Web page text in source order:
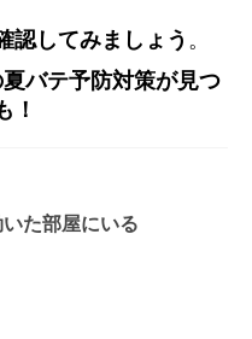
認してみましょう 。
バテ予防対策が見つ
！
た部屋にいる